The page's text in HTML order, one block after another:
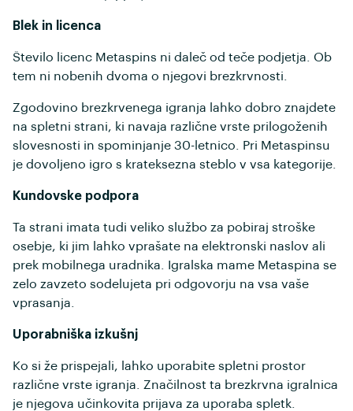
Blek in licenca
Število licenc Metaspins ni daleč od teče podjetja. Ob
tem ni nobenih dvoma o njegovi brezkrvnosti.
Zgodovino brezkrvenega igranja lahko dobro znajdete
na spletni strani, ki navaja različne vrste prilogoženih
slovesnosti in spominjanje 30-letnico. Pri Metaspinsu
je dovoljeno igro s krateksezna steblo v vsa kategorije.
Kundovske podpora
Ta strani imata tudi veliko službo za pobiraj stroške
osebje, ki jim lahko vprašate na elektronski naslov ali
prek mobilnega uradnika. Igralska mame Metaspina se
zelo zavzeto sodelujeta pri odgovorju na vsa vaše
vprasanja.
Uporabniška izkušnj
Ko si že prispejali, lahko uporabite spletni prostor
različne vrste igranja. Značilnost ta brezkrvna igralnica
je njegova učinkovita prijava za uporaba spletk.